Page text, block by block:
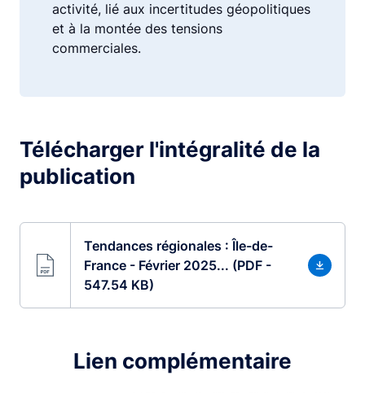
activité, lié aux incertitudes géopolitiques
et à la montée des tensions
commerciales.
Télécharger l'intégralité de la
publication
Tendances régionales : Île-de-
France - Février 2025... (PDF -
547.54 KB)
Lien complémentaire